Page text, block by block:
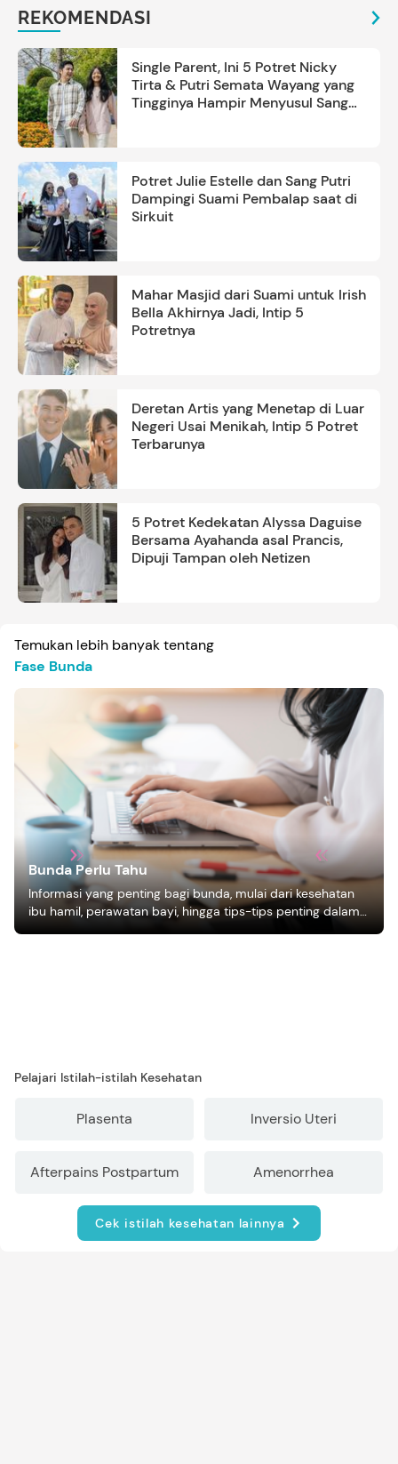
REKOMENDASI
Single Parent, Ini 5 Potret Nicky
Tirta & Putri Semata Wayang yang
Tingginya Hampir Menyusul Sang
Potret Julie Estelle dan Sang Putri
Dampingi Suami Pembalap saat di
Sirkuit
Mahar Masjid dari Suami untuk Irish
Bella Akhirnya Jadi, Intip 5
Potretnya
Deretan Artis yang Menetap di Luar
Negeri Usai Menikah, Intip 5 Potret
Terbarunya
5 Potret Kedekatan Alyssa Daguise
Bersama Ayahanda asal Prancis,
Dipuji Tampan oleh Netizen
Temukan lebih banyak tentang
Fase Bunda
Bunda Perlu Tahu
Informasi yang penting bagi bunda, mulai dari kesehatan
ibu hamil, perawatan bayi, hingga tips-tips penting dalam
mengasuh anak
Pelajari Istilah-istilah Kesehatan
Plasenta Inversio Uteri
Afterpains Postpartum Amenorrhea
Cek istilah kesehatan lainnya